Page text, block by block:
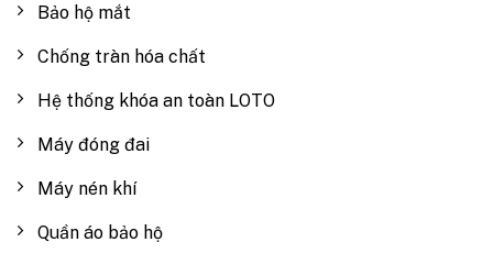
Bảo hộ mắt
Chống tràn hóa chất
Hệ thống khóa an toàn LOTO
Máy đóng đai
Máy nén khí
Quần áo bảo hộ